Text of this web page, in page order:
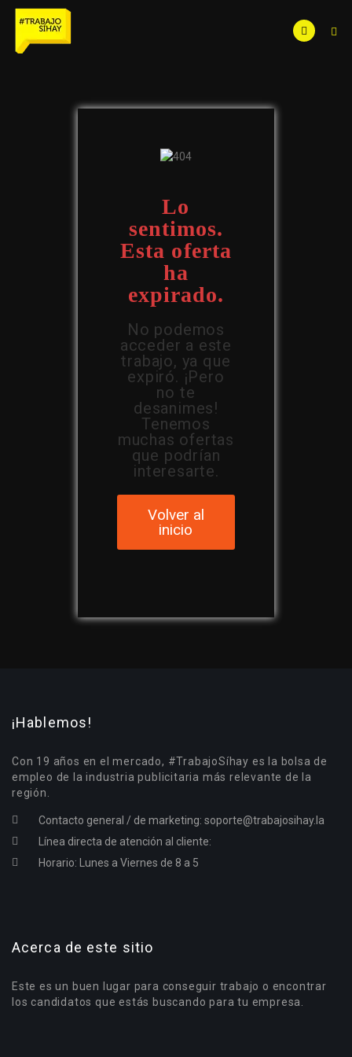
Lo
sentimos.
Esta oferta
ha
expirado.
No podemos
acceder a este
trabajo, ya que
expiró. ¡Pero
no te
desanimes!
Tenemos
muchas ofertas
que podrían
interesarte.
Volver al
inicio
¡Hablemos!
Con 19 años en el mercado, #TrabajoSíhay es la bolsa de
empleo de la industria publicitaria más relevante de la
región.
Contacto general / de marketing: soporte@trabajosihay.la
Línea directa de atención al cliente:
Horario: Lunes a Viernes de 8 a 5
Acerca de este sitio
Este es un buen lugar para conseguir trabajo o encontrar
los candidatos que estás buscando para tu empresa.